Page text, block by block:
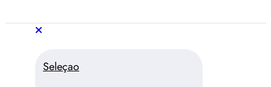
au
Trivela
L'actualité du football portugais
Seleçao